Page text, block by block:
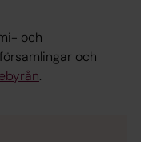
och
och
.